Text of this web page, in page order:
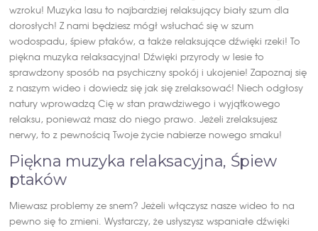
wzroku! Muzyka lasu to najbardziej relaksujący biały szum dla
dorosłych! Z nami będziesz mógł wsłuchać się w szum
wodospadu, śpiew ptaków, a także relaksujące dźwięki rzeki! To
piękna muzyka relaksacyjna! Dźwięki przyrody w lesie to
sprawdzony sposób na psychiczny spokój i ukojenie! Zapoznaj się
z naszym wideo i dowiedz się jak się zrelaksować! Niech odgłosy
natury wprowadzą Cię w stan prawdziwego i wyjątkowego
relaksu, ponieważ masz do niego prawo. Jeżeli zrelaksujesz
nerwy, to z pewnością Twoje życie nabierze nowego smaku!
Piękna muzyka relaksacyjna, Śpiew
ptaków
Miewasz problemy ze snem? Jeżeli włączysz nasze wideo to na
pewno się to zmieni. Wystarczy, że usłyszysz wspaniałe dźwięki